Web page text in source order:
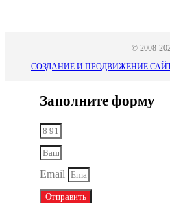
© 2008-
СОЗДАНИЕ И ПРОДВИЖЕНИЕ
Заполните форму
Email
Отправить